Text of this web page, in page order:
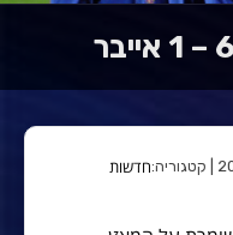
חדשות